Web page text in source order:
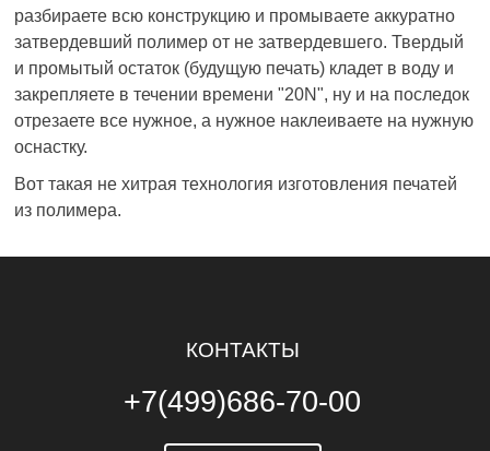
разбираете всю конструкцию и промываете аккуратно
затвердевший полимер от не затвердевшего. Твердый
и промытый остаток (будущую печать) кладет в воду и
закрепляете в течении времени "20N", ну и на последок
отрезаете все нужное, а нужное наклеиваете на нужную
оснастку.
Вот такая не хитрая технология изготовления печатей
из полимера.
КОНТАКТЫ
+7(499)686-70-00